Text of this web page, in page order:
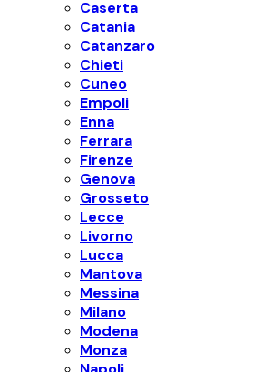
Caserta
Catania
Catanzaro
Chieti
Cuneo
Empoli
Enna
Ferrara
Firenze
Genova
Grosseto
Lecce
Livorno
Lucca
Mantova
Messina
Milano
Modena
Monza